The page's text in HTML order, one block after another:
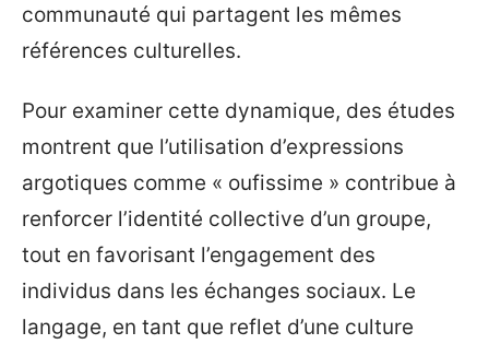
communauté qui partagent les mêmes
références culturelles.
Pour examiner cette dynamique, des études
montrent que l’utilisation d’expressions
argotiques comme « oufissime » contribue à
renforcer l’identité collective d’un groupe,
tout en favorisant l’engagement des
individus dans les échanges sociaux. Le
langage, en tant que reflet d’une culture